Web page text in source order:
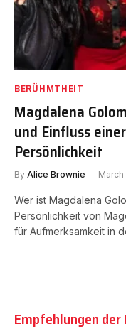
BERÜHMTHEIT
Magdalena
und Einfluss
Persönlichkeit
By Alice Brownie
Wer ist Magdalena
Persönlichkeit von
für Aufmerksamkeit in
Empfehlungen